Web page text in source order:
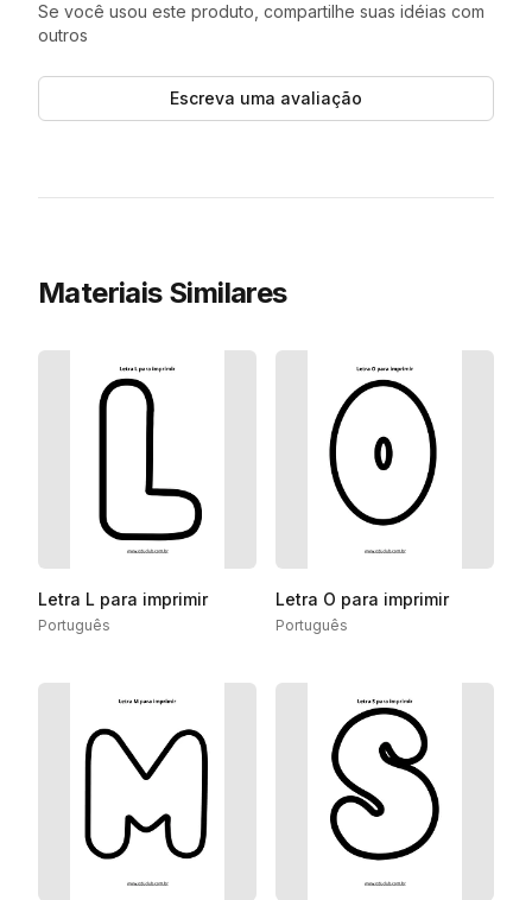
Se você usou este produto, compartilhe suas idéias com
outros
Escreva uma avaliação
Materiais Similares
Letra L para imprimir
Português
Letra O para imprimir
Português